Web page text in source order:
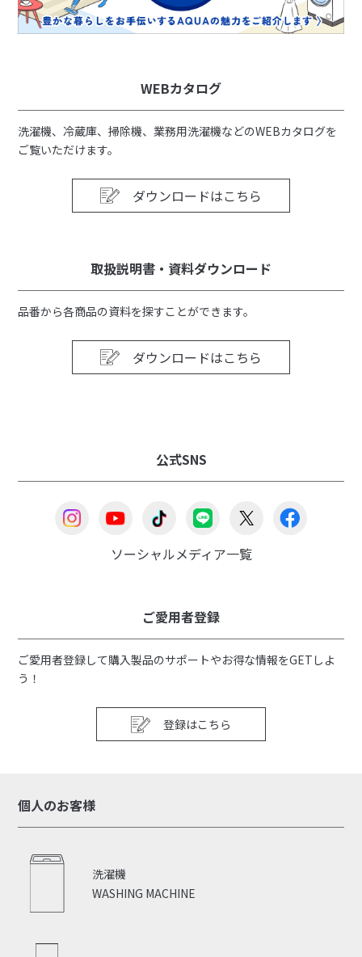
WEBカタログ
洗濯機、冷蔵庫、掃除機、業務用洗濯機などのWEBカタログを
ご覧いただけます。
ダウンロードはこちら
取扱説明書・資料ダウンロード
品番から各商品の資料を探すことができます。
ダウンロードはこちら
公式SNS
ソーシャルメディア一覧
ご愛用者登録
ご愛用者登録して購入製品のサポートやお得な情報をGETしよ
う！
登録はこちら
個人のお客様
WASHING MACHINE
洗濯機